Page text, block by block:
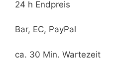
24 h Endpreis
Bar, EC, PayPal
ca. 30 Min. Wartezeit